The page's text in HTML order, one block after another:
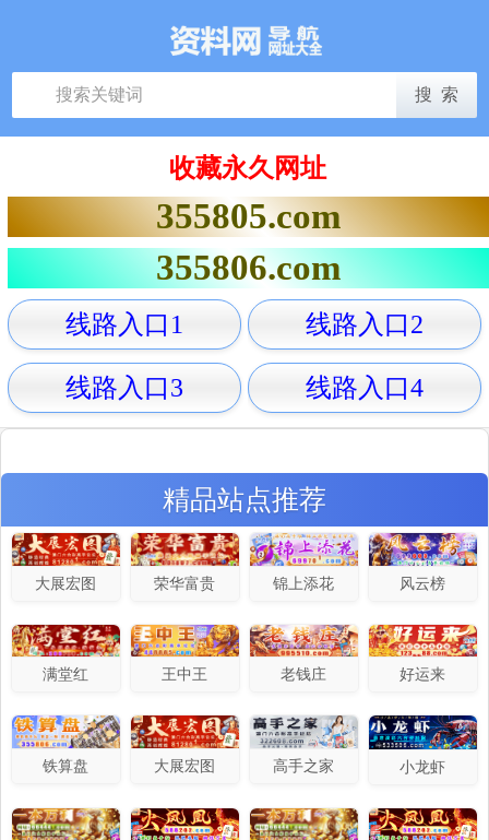
收藏永久网址
355805.com
355806.com
线路入口1 线路入口2
线路入口3 线路入口4
精品站点推荐
大展宏图 荣华富贵 锦上添花 风云榜
满堂红 王中王 老钱庄 好运来
铁算盘 大展宏图 高手之家 小龙虾